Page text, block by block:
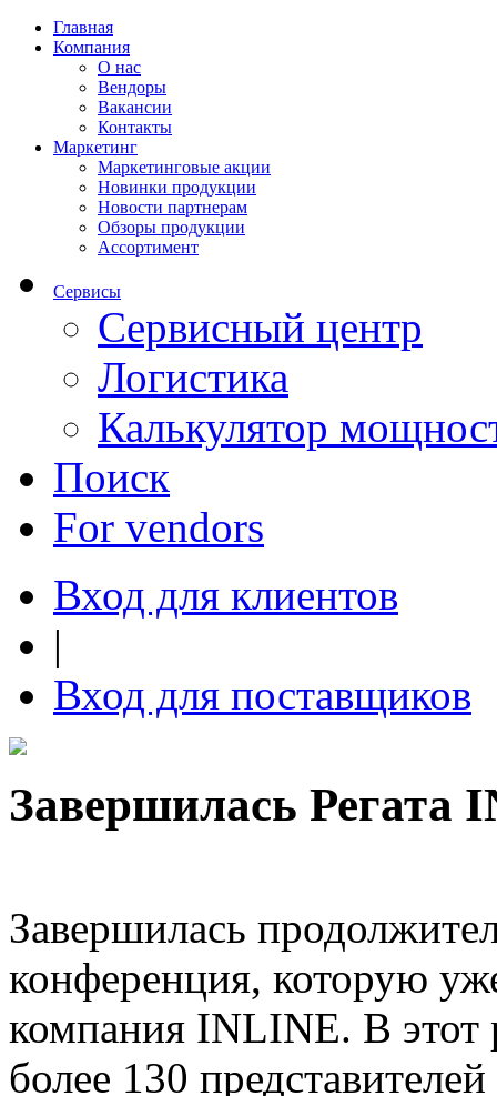
Главная
Компания
О нас
Вендоры
Вакансии
Контакты
Маркетинг
Маркетинговые акции
Новинки продукции
Новости партнерам
Обзоры продукции
Ассортимент
Сервисы
Сервисный центр
Логистика
Калькулятор
Поиск
For vendors
Вход для клиентов
|
Вход для поставщиков
Завершилась Регата
Завершилась
конференция, которую
компания INLINE. В этот
более 130